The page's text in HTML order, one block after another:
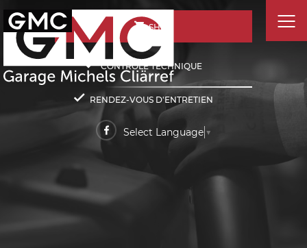
SHOP
CONTRÔLE TECHNIQUE
RENDEZ-VOUS D'ENTRETIEN
Select Language ▼